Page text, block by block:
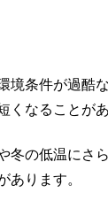
境条件が過酷
くなることがあ
冬の低温にさ
あります。